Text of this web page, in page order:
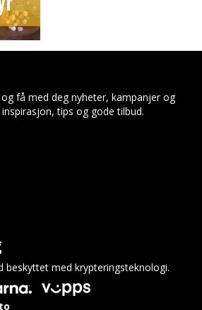
få med deg nyheter, kampanjer og
tips og gode tilbud.
beskyttet med krypteringsteknologi.